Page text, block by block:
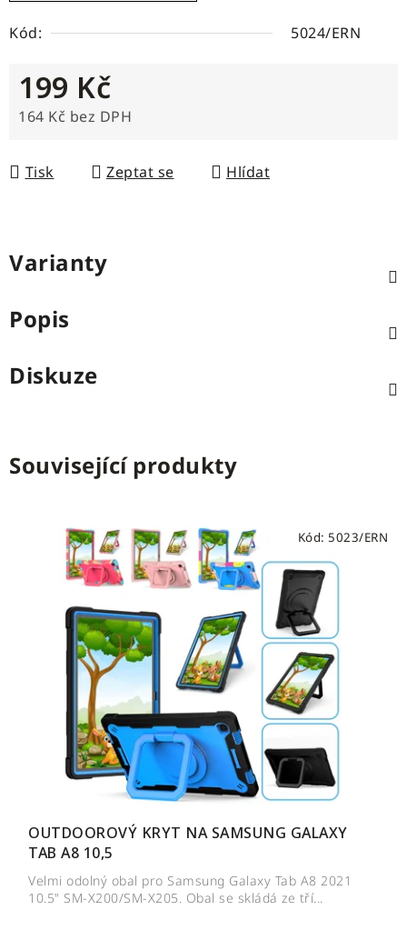
Kód: 5024/ERN
199 Kč
164 Kč bez DPH
Tisk
Zeptat se Hlídat
Varianty
Popis
Diskuze
Související produkty
OUTDOOROVÝ KRYT NA SAMSUNG GALAXY
TAB A8 10,5
Velmi odolný obal pro Samsung Galaxy Tab A8 2021
10.5" SM-X200/SM-X205. Obal se skládá ze tří...
Kód: 5023/ERN